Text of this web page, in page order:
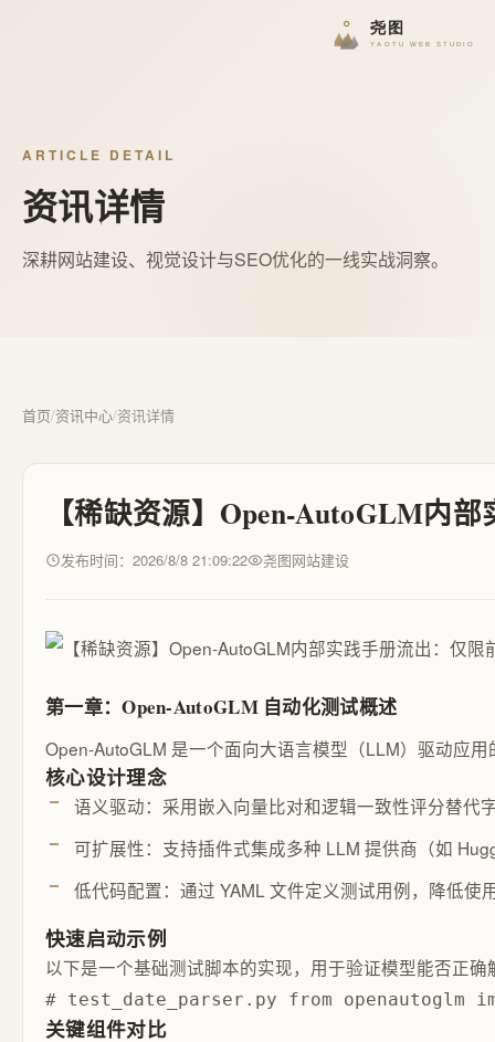
ARTICLE DETAIL
资讯详情
深耕网站建设、视觉设计与SEO优化的一线实战洞察。
首页/资讯中心/资讯详情
【稀缺资源】Open-AutoGLM内
发布时间：2026/8/8 21:09:22 尧图网站建设
第一章：Open-AutoGLM 自动化测试概述
Open-AutoGLM 是一个面向大语言模型（LLM）驱动应
核心设计理念
语义驱动：采用嵌入向量比对和逻辑一致性评分替代
可扩展性：支持插件式集成多种 LLM 提供商（如
低代码配置：通过 YAML 文件定义测试用例，降低使
快速启动示例
以下是一个基础测试脚本的实现，用于验证模型能否正
# test_date_parser.py from openautoglm
关键组件对比